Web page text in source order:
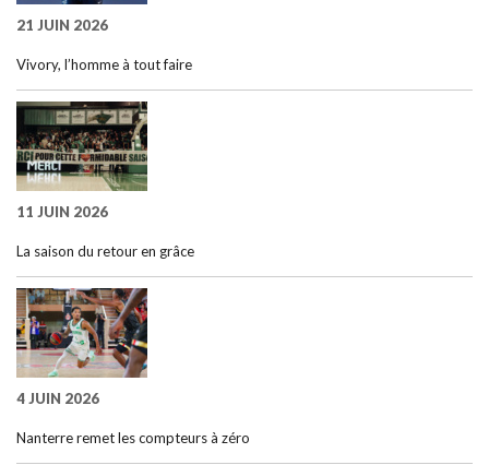
21 JUIN 2026
Vivory, l’homme à tout faire
11 JUIN 2026
La saison du retour en grâce
4 JUIN 2026
Nanterre remet les compteurs à zéro